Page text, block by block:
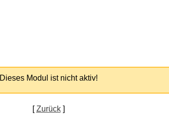
Dieses Modul ist nicht aktiv!
Zurück]